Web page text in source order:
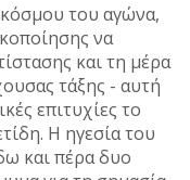
του αγώνα,
να
και τη μέρα
τάξης - αυτή
επιτυχίες το
Η ηγεσία του
και πέρα δυο